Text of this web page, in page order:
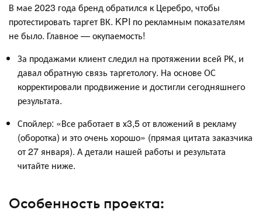
В мае 2023 года бренд обратился к Церебро, чтобы
протестировать таргет ВК. KPI по рекламным показателям
не было. Главное — окупаемость!
За продажами клиент следил на протяжении всей РК, и
давал обратную связь таргетологу. На основе ОС
корректировали продвижение и достигли сегодняшнего
результата.
Спойлер: «Все работает в х3,5 от вложений в рекламу
(оборотка) и это очень хорошо» (прямая цитата заказчика
от 27 января). А детали нашей работы и результата
читайте ниже.
Особенность проекта: